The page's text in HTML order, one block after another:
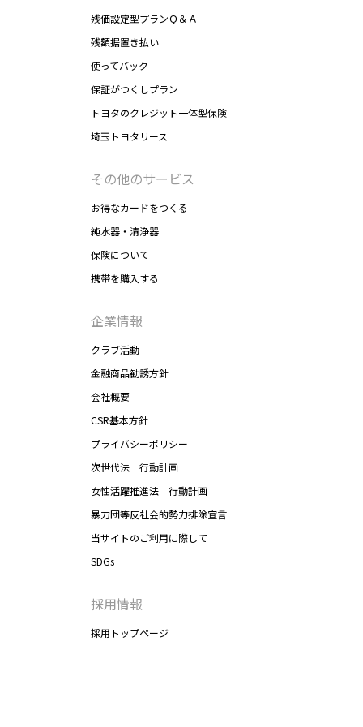
残価設定型プランＱ＆Ａ
残額据置き払い
使ってバック
保証がつくしプラン
トヨタのクレジット一体型保険
埼玉トヨタリース
その他のサービス
お得なカードをつくる
純水器・清浄器
保険について
携帯を購入する
企業情報
クラブ活動
金融商品勧誘方針
会社概要
CSR基本方針
プライバシーポリシー
次世代法 行動計画
女性活躍推進法 行動計画
暴力団等反社会的勢力排除宣言
当サイトのご利用に際して
SDGs
採用情報
採用トップページ